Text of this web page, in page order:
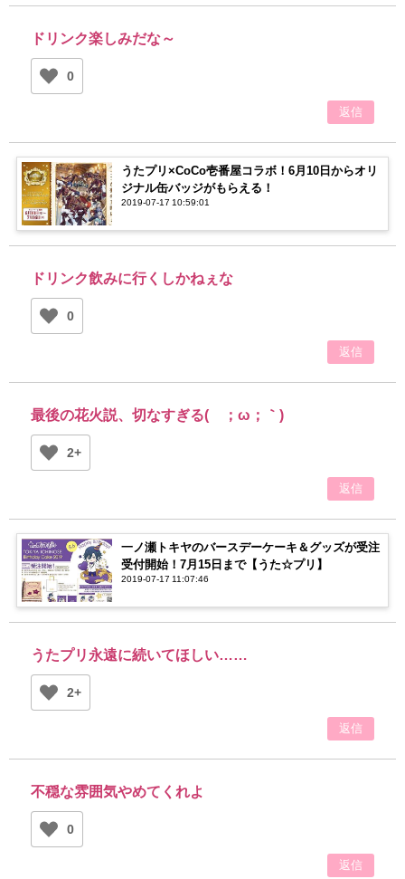
ドリンク楽しみだな～
0
返信
うたプリ×CoCo壱番屋コラボ！6月10日からオリ
ジナル缶バッジがもらえる！
2019-07-17 10:59:01
ドリンク飲みに行くしかねぇな
0
返信
最後の花火説、切なすぎる(´；ω；｀)
2+
返信
一ノ瀬トキヤのバースデーケーキ＆グッズが受注
受付開始！7月15日まで【うた☆プリ】
2019-07-17 11:07:46
うたプリ永遠に続いてほしい……
2+
返信
不穏な雰囲気やめてくれよ
0
返信